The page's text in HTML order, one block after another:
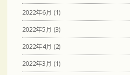
2022年6月 (1)
2022年5月 (3)
2022年4月 (2)
2022年3月 (1)